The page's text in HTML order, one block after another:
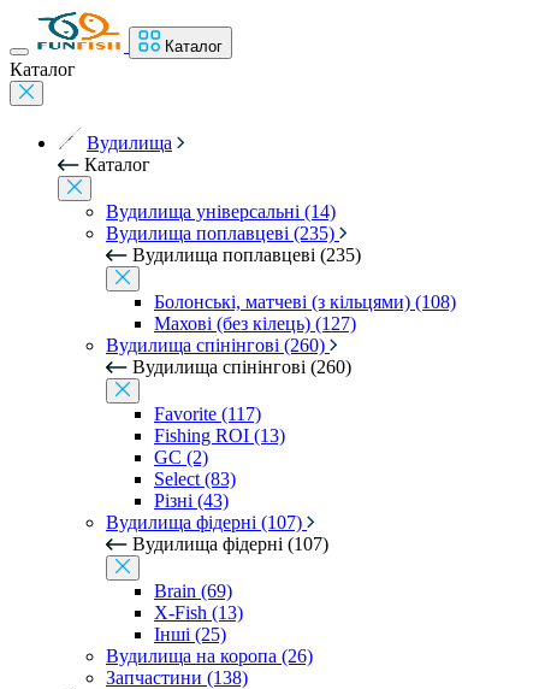
Каталог
Каталог
Вудилища
Каталог
Вудилища універсальні (14)
Вудилища поплавцеві (235)
Вудилища поплавцеві (235)
Болонські, матчеві (з кільцями) (108)
Махові (без кілець) (127)
Вудилища спінінгові (260)
Вудилища спінінгові (260)
Favorite (117)
Fishing ROI (13)
GC (2)
Select (83)
Різні (43)
Вудилища фідерні (107)
Вудилища фідерні (107)
Brain (69)
X-Fish (13)
Інші (25)
Вудилища на коропа (26)
Запчастини (138)